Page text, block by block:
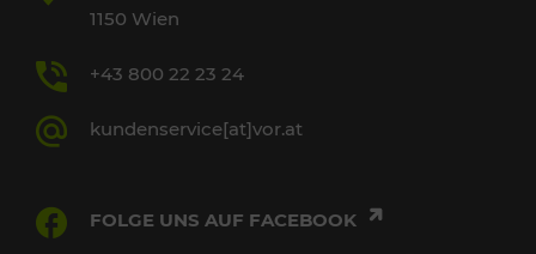
1150 Wien
+43 800 22 23 24
kundenservice[at]vor.at
FOLGE UNS AUF FACEBOOK